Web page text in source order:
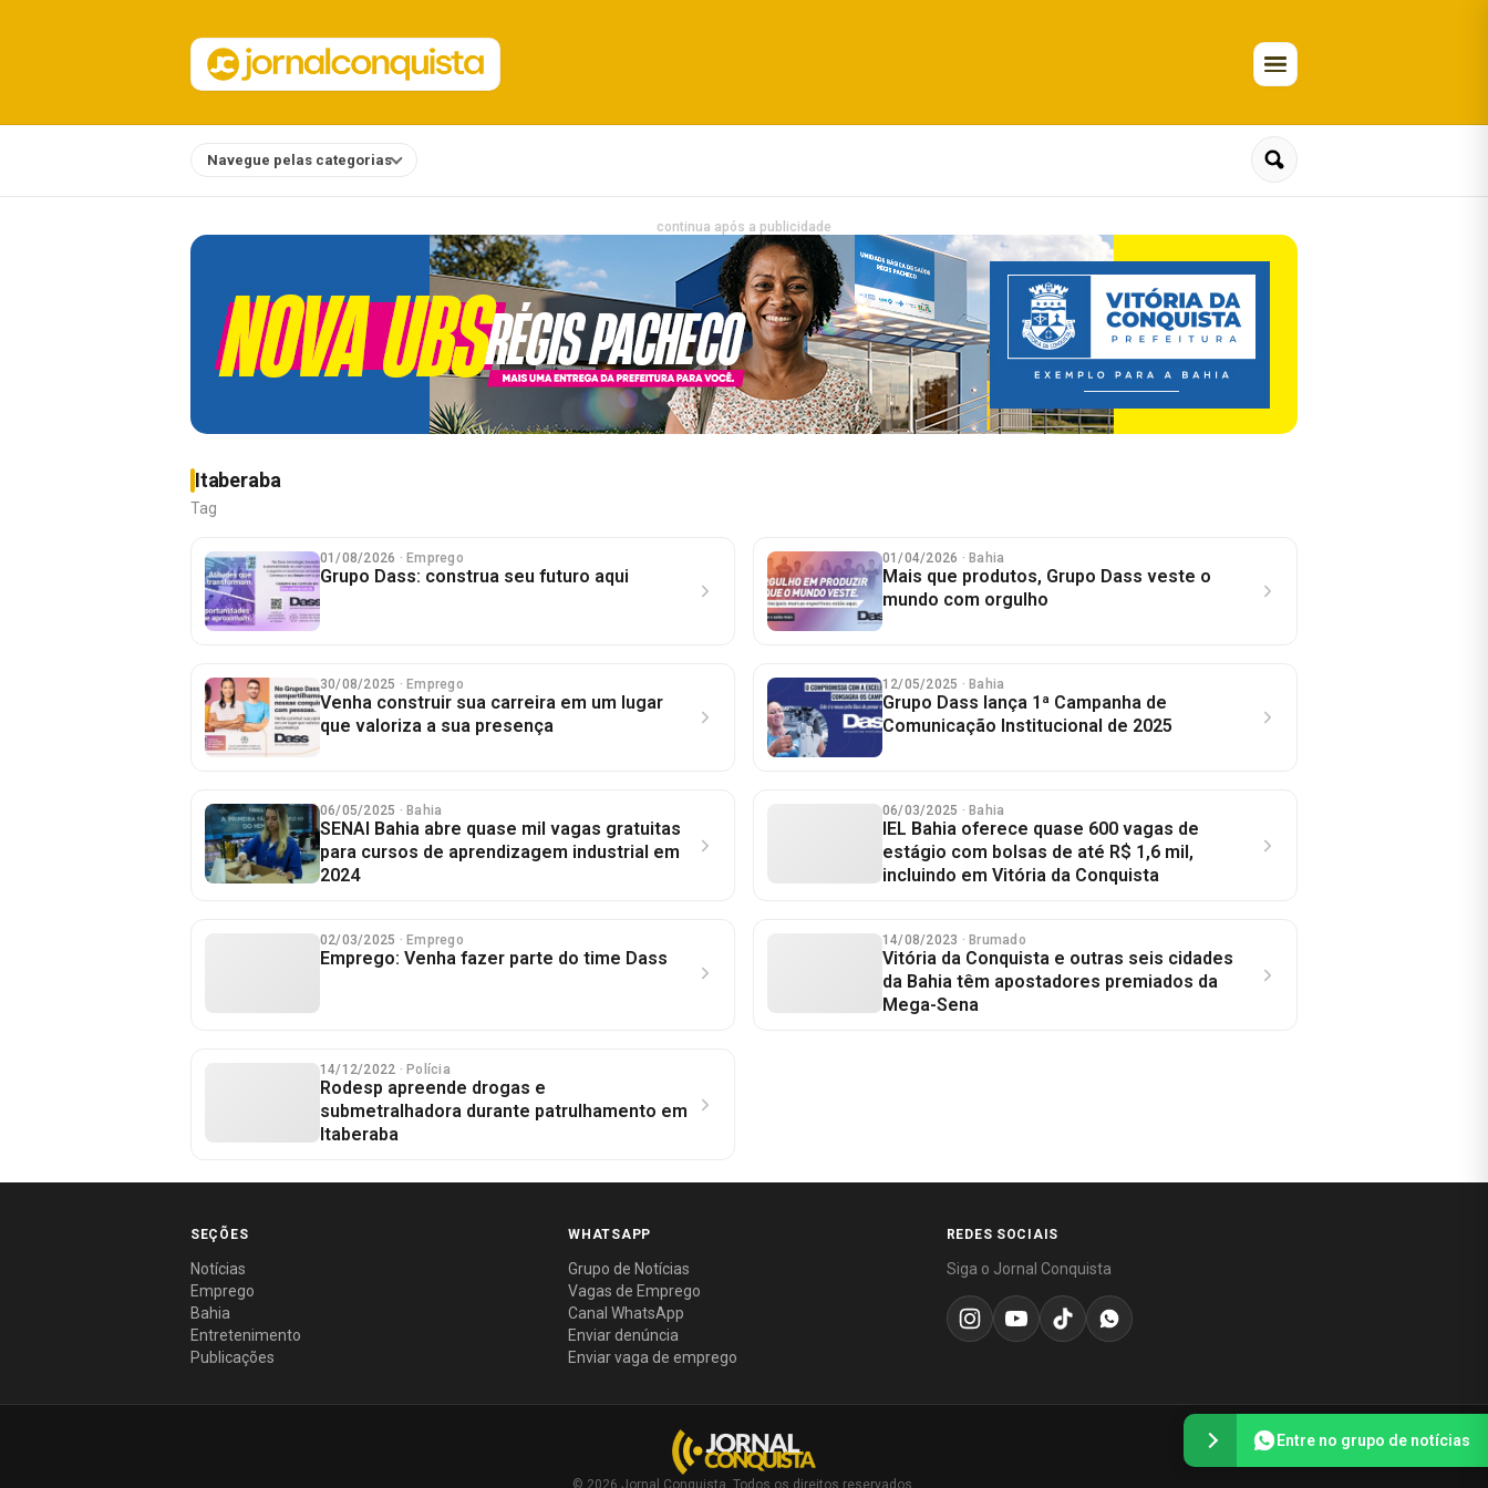
Navegue pelas categorias
continua após a publicidade
Itaberaba
Tag
01/08/2026 · Emprego
Grupo Dass: construa seu futuro aqui
01/04/2026 · Bahia
Mais que produtos, Grupo Dass veste o
mundo com orgulho
30/08/2025 · Emprego
Venha construir sua carreira em um lugar
que valoriza a sua presença
12/05/2025 · Bahia
Grupo Dass lança 1ª Campanha de
Comunicação Institucional de 2025
06/05/2025 · Bahia
SENAI Bahia abre quase mil vagas gratuitas
para cursos de aprendizagem industrial em
2024
06/03/2025 · Bahia
IEL Bahia oferece quase 600 vagas de
estágio com bolsas de até R$ 1,6 mil,
incluindo em Vitória da Conquista
02/03/2025 · Emprego
Emprego: Venha fazer parte do time Dass
14/08/2023 · Brumado
Vitória da Conquista e outras seis cidades
da Bahia têm apostadores premiados da
Mega-Sena
14/12/2022 · Polícia
Rodesp apreende drogas e
submetralhadora durante patrulhamento em
Itaberaba
SEÇÕES
Notícias
Emprego
Bahia
Entretenimento
Publicações
WHATSAPP
Grupo de Notícias
Vagas de Emprego
Canal WhatsApp
Enviar denúncia
Enviar vaga de emprego
REDES SOCIAIS
Siga o Jornal Conquista
© 2026 Jornal Conquista. Todos os direitos reservados.
Entre no grupo de notícias